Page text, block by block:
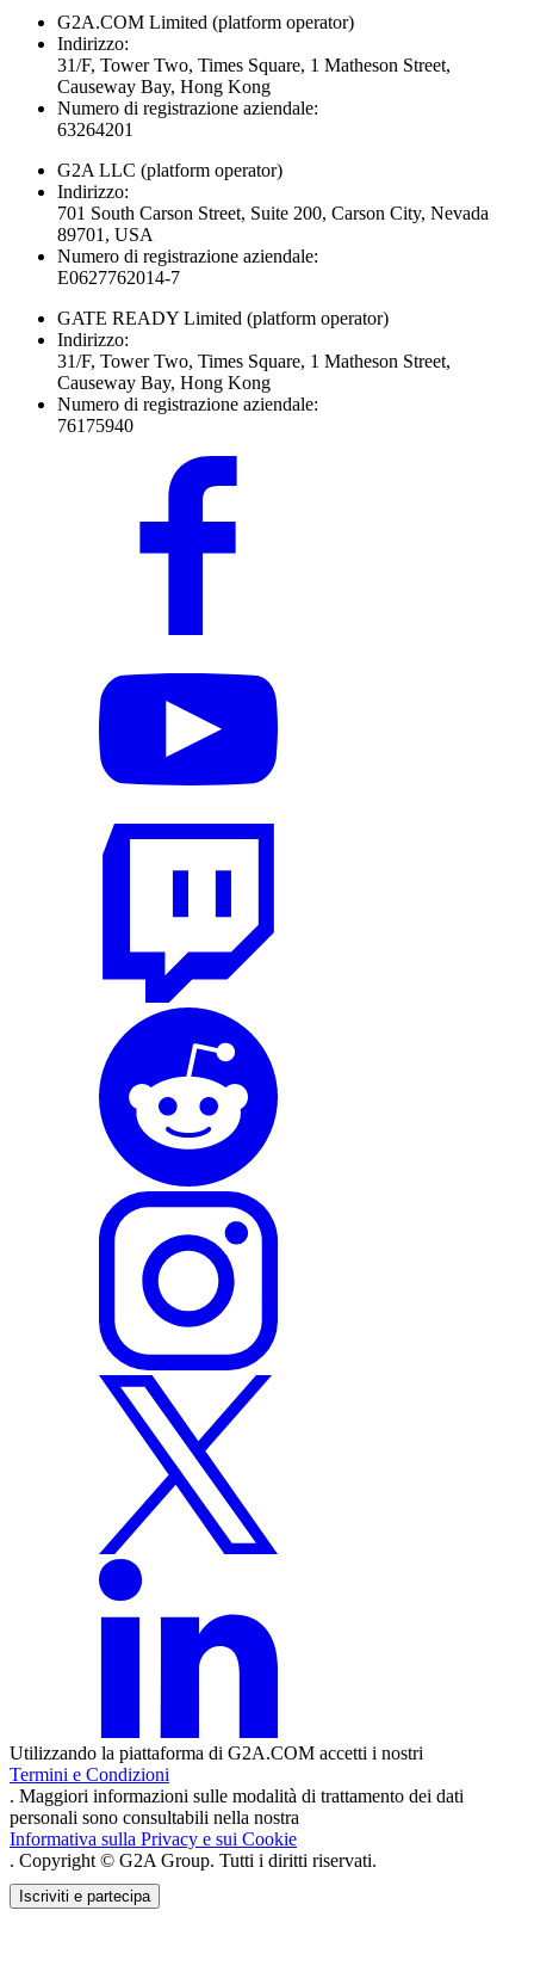
G2A.COM Limited (platform operator)
Indirizzo:
31/F, Tower Two, Times Square, 1 Matheson Street,
Causeway Bay, Hong Kong
Numero di registrazione aziendale:
63264201
G2A LLC (platform operator)
Indirizzo:
701 South Carson Street, Suite 200, Carson City, Nevada
89701, USA
Numero di registrazione aziendale:
E0627762014-7
GATE READY Limited (platform operator)
Indirizzo:
31/F, Tower Two, Times Square, 1 Matheson Street,
Causeway Bay, Hong Kong
Numero di registrazione aziendale:
76175940
Utilizzando la piattaforma di G2A.COM accetti i nostri
Termini e Condizioni
. Maggiori informazioni sulle modalità di trattamento dei dati
personali sono consultabili nella nostra
Informativa sulla Privacy e sui Cookie
. Copyright © G2A Group. Tutti i diritti riservati.
Iscriviti e partecipa